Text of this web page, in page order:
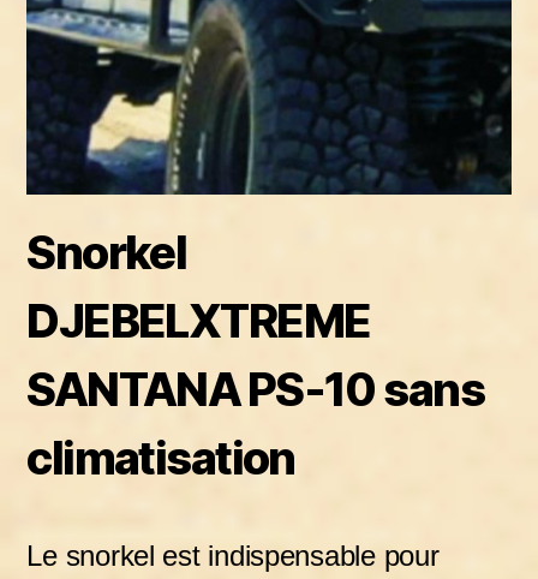
Snorkel
DJEBELXTREME
SANTANA PS-10 sans
climatisation
Le snorkel est indispensable pour